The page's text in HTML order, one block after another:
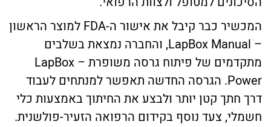
המכשיר כבר קיבל את אישור ה-FDA למוצר הראשון
– LapBox Manual, והחברה נמצאת בשלבים
מתקדמים של פיתוח גרסה משופרת – LapBox
Power. הגרסה החדשה תאפשר למנתחים לעבוד
דרך חתך קטן יותר ולבצע את החיתוך באמצעות כלי
חשמלי, צעד נוסף בקידום הרפואה הזעיר-פולשנית.